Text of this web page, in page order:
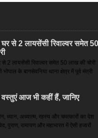
घर से 2 लायसेंसी रिवाल्वर समेत 50
से 2 लायसेंसी रिवाल्वर समेत 50 लाख की चोरी
भोपाल के बागसेवनिया थाना क्षेत्र में पूर्व मंत्री
आज भी कहीं हैं, जानिए
ध्यान, अध्यात्म, रहस्य और चमत्कारों का देश
पुराण, रामायण और महाभारत में ऐसी हजारों